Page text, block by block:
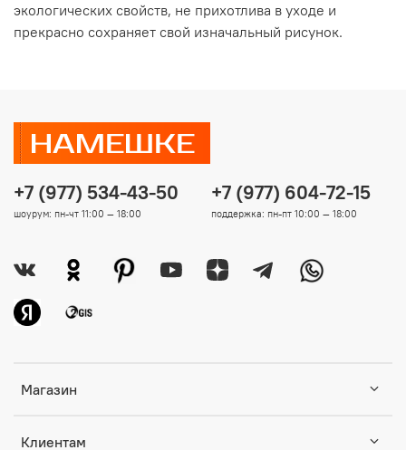
экологических свойств, не прихотлива в уходе и
прекрасно сохраняет свой изначальный рисунок.
Магазин
Клиентам
+7 (977) 534-43-50
шоурум: пн-чт 11:00 — 18:00
+7 (977) 604-72-15
поддержка: пн-пт 10:00 — 18:00